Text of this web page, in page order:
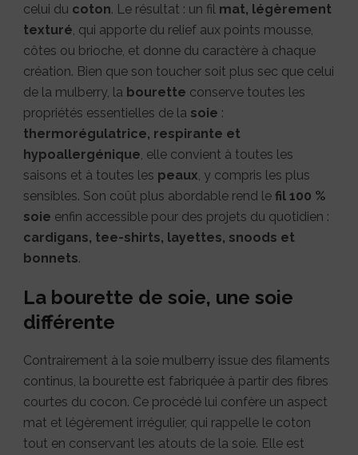
celui du coton. Le résultat : un fil mat, légèrement
texturé, qui apporte du relief aux points mousse,
côtes ou brioche, et donne du caractère à chaque
création. Bien que son toucher soit plus sec que celui
de la mulberry, la bourette conserve toutes les
propriétés essentielles de la soie :
thermorégulatrice, respirante et
hypoallergénique, elle convient à toutes les
saisons et à toutes les peaux, y compris les plus
sensibles. Son coût plus abordable rend le fil 100 %
soie enfin accessible pour des projets du quotidien :
cardigans, tee-shirts, layettes, snoods et
bonnets.
La bourette de soie, une soie
différente
Contrairement à la soie mulberry issue des filaments
continus, la bourette est fabriquée à partir des fibres
courtes du cocon. Ce procédé lui confère un aspect
mat et légèrement irrégulier, qui rappelle le coton
tout en conservant les atouts de la soie. Elle est